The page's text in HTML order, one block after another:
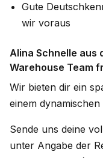
Gute
wir voraus
Alina Schnelle aus
Warehouse Team
Wir bieten dir ein
einem
Sende uns deine
unter Angabe der